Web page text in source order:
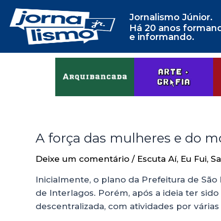
Jornalismo Júnior.
Há 20 anos
e informando.
A força das mulheres e do
Deixe um comentário / Escuta Aí, Eu Fui,
Inicialmente, o plano da Prefeitura de
de Interlagos. Porém, após a ideia ter
descentralizada, com atividades por